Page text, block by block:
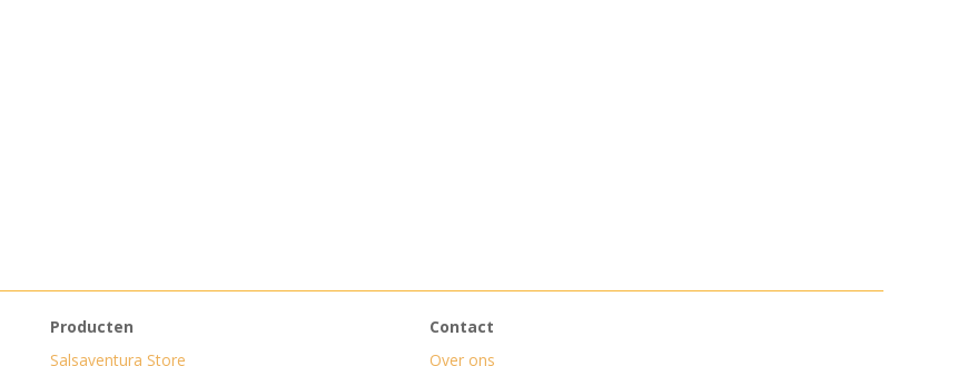
Producten
Salsaventura Store
Contact
Over ons